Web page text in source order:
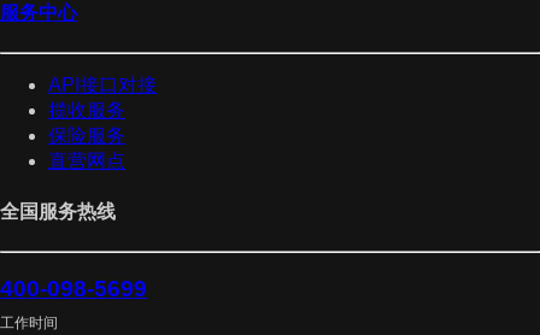
服务中心
API接口对接
揽收服务
保险服务
直营网点
全国服务热线
400-098-5699
工作时间